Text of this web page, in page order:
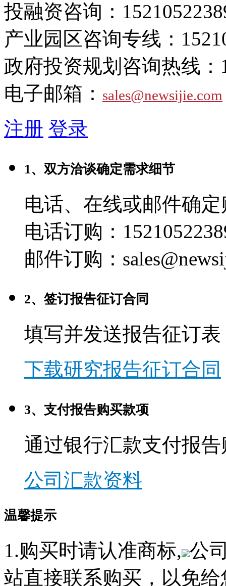
投融资咨询：
产业园区咨询专线：
政府投资规划咨询热线：
电子邮箱： sales@newsijie.com
注册 登录
1、双方洽谈确定需求细节
电话、在线或邮件确
电话订购：
邮件订购：
2、签订报告征订合同
填写并发送报告征订表
下载研究报告征订合同
3、支付报告购买款项
通过银行汇款支付报
公司汇款资料
温馨提示
1.购买时请认准商标, 公
站直接联系购买，以免